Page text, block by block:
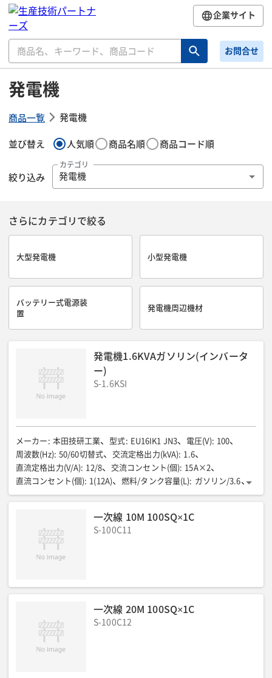
企業サイト
お問合せ
発電機
商品一覧 発電機
並び替え 人気順 商品名順 商品コード順
絞り込み
カテゴリ
発電機
さらにカテゴリで絞る
大型発電機 小型発電機
バッテリー式電源装
置
発電機周辺機材
発電機1.6KVAガソリン(インバータ
ー)
S-1.6KSI
メーカー : 本田技研工業 型式: EU16IK1 JN3 電圧(V): 100
周波数(Hz): 50/60切替式 交流定格出力(kVA): 1.6
直流定格出力(V/A): 12/8 交流コンセント(個): 15A×2
直流コンセント(個): 1(12A) 燃料/タンク容量(L): ガソリン/3.6
連続運転時間(h): 約8.1-約3.4 全長(mm): 512 全幅(mm): 290
81-91(1/4負荷-定格負荷)
騒音値7m(dB(A)):
54-59(1/4負荷-定格負荷)
備考:
一次線 10M 100SQ×1C
S-100C11
一次線 20M 100SQ×1C
S-100C12